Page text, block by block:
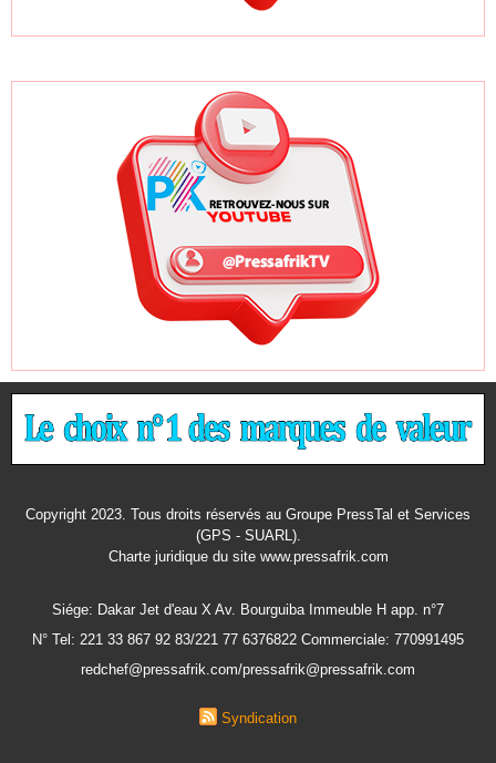
Copyright 2023. Tous droits réservés au Groupe PressTal et Services
(GPS - SUARL).
Charte juridiquedu site www.pressafrik.com
Siége: Dakar Jet d'eau X Av. Bourguiba Immeuble H app. n°7
N° Tel: 221 33 867 92 83/221 77 6376822 Commerciale: 770991495
redchef@pressafrik.com/pressafrik@pressafrik.com
Syndication